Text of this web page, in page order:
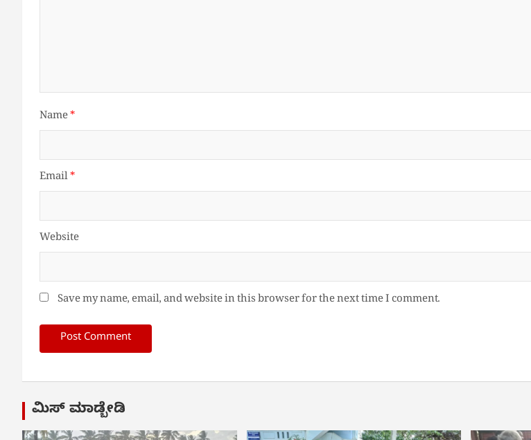
Name*
Email*
Website
Save my name, email, and website in this browser for the next time I comment.
ಮಿಸ್ ಮಾಡ್ಬೇಡಿ